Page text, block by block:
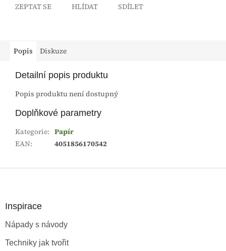
ZEPTAT SE HLÍDAT SDÍLET
Popis Diskuze
Detailní popis produktu
Popis produktu není dostupný
Doplňkové parametry
Kategorie: Papír
EAN: 4051856170542
Inspirace
Nápady s návody
Techniky jak tvořit